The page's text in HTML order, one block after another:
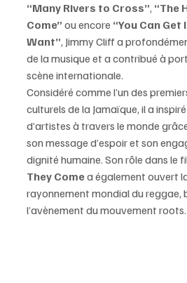
“Many Rivers to Cross”, “The
Come” ou encore “You Can Get
Want”, Jimmy Cliff a
de la musique et a contribué à
scène internationale.
Considéré comme l’un des
culturels de la Jamaïque, il a
d’artistes à travers le monde
son message d’espoir et son
dignité humaine. Son rôle dans le
They Come a également ouvert
rayonnement mondial du reggae,
l’avènement du mouvement roots.